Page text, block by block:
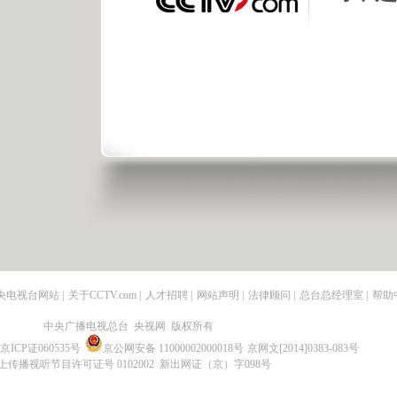
电视台网站 | 关于CCTV.com | 人才招聘 | 网站声明 | 法律顾问 | 总台总经理室 | 帮助
中央广播电视总台 央视网 版权所有
京ICP证060535号 京公网安备 11000002000018号 京网文[2014]0383-083号
传播视听节目许可证号 0102002 新出网证（京）字098号